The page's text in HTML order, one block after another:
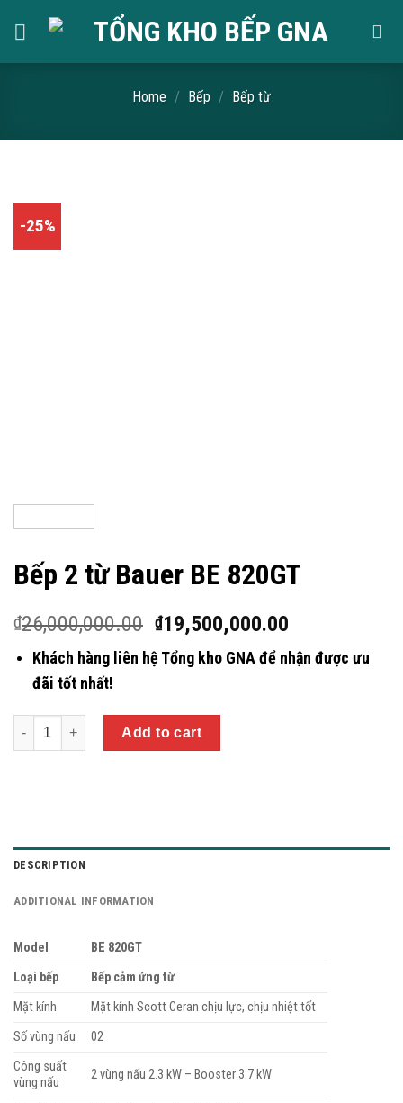
Home / Bếp / Bếp từ
-25%
Bếp 2 từ Bauer BE 820GT
₫26,000,000.00 ₫19,500,000.00
Khách hàng liên hệ Tổng kho GNA để nhận được ưu
đãi tốt nhất!
Quantity
Add to cart
DESCRIPTION
ADDITIONAL INFORMATION
Model
BE 820GT
Loại bếp
Bếp cảm ứng từ
Mặt kính
Mặt kính Scott Ceran chịu lực, chịu nhiệt tốt
Số vùng nấu
02
Công suất
vùng nấu
2 vùng nấu 2.3 kW – Booster 3.7 kW